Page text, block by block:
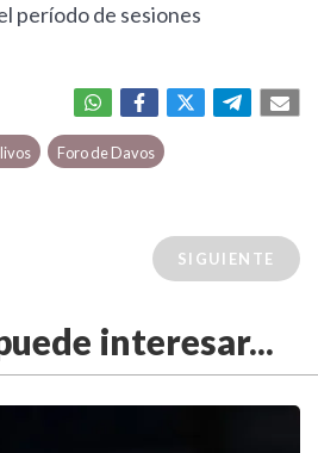
período de sesiones
Foro de Davos
SIGUIENTE
interesar...